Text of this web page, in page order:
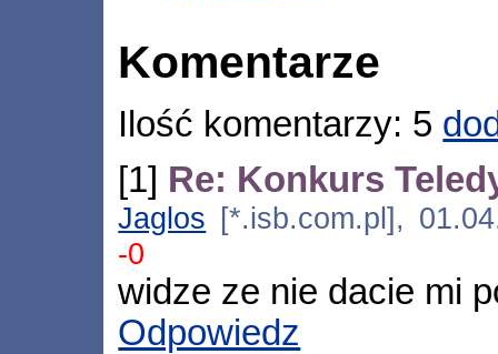
Komentarze
Ilość komentarzy: 5
[1] Re: Konkurs
Jaglos [*.isb.com.pl],
-0
widze ze nie dacie mi
Odpowiedz